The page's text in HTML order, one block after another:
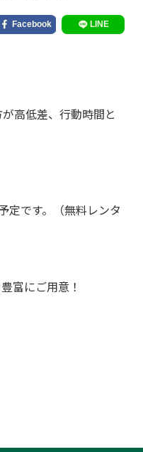
高低差、行動時間と
定です。（無料レンタ
富にご用意！